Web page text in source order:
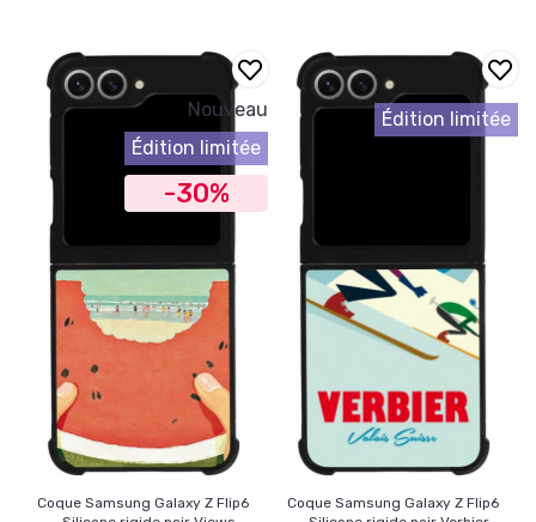
Coque Samsung Galaxy Z Flip6
Nouveau
Édition limitée
-30%
Coque Samsung Galaxy Z Flip6
Édition limitée